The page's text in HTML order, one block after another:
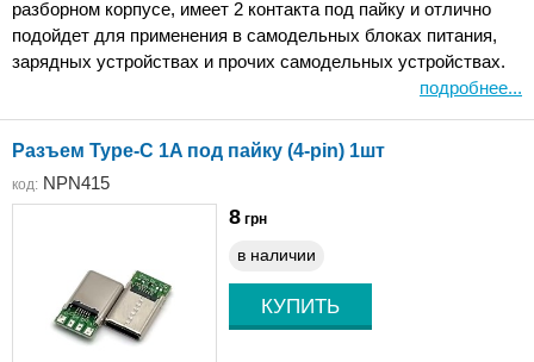
разборном корпусе, имеет 2 контакта под пайку и отлично
подойдет для применения в самодельных блоках питания,
зарядных устройствах и прочих самодельных устройствах.
подробнее...
Разъем Type-C 1A под пайку (4-pin) 1шт
код: NPN415
8 грн
в наличии